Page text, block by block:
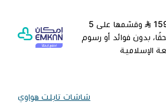
وقسّمها على 5
بدون فوائد أو رسوم
الإسلامية
شاشات تابلت هواوي